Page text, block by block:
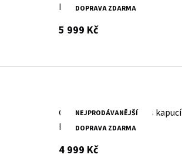
DOPRAVA ZDARMA
MWXarah DB
5 999 Kčs DPH
NEJPRODÁVANĚJŠÍ
DOPRAVA ZDARMA
Červená kožená bunda s kapucí
MWXammy DB
4 999 Kčs DPH